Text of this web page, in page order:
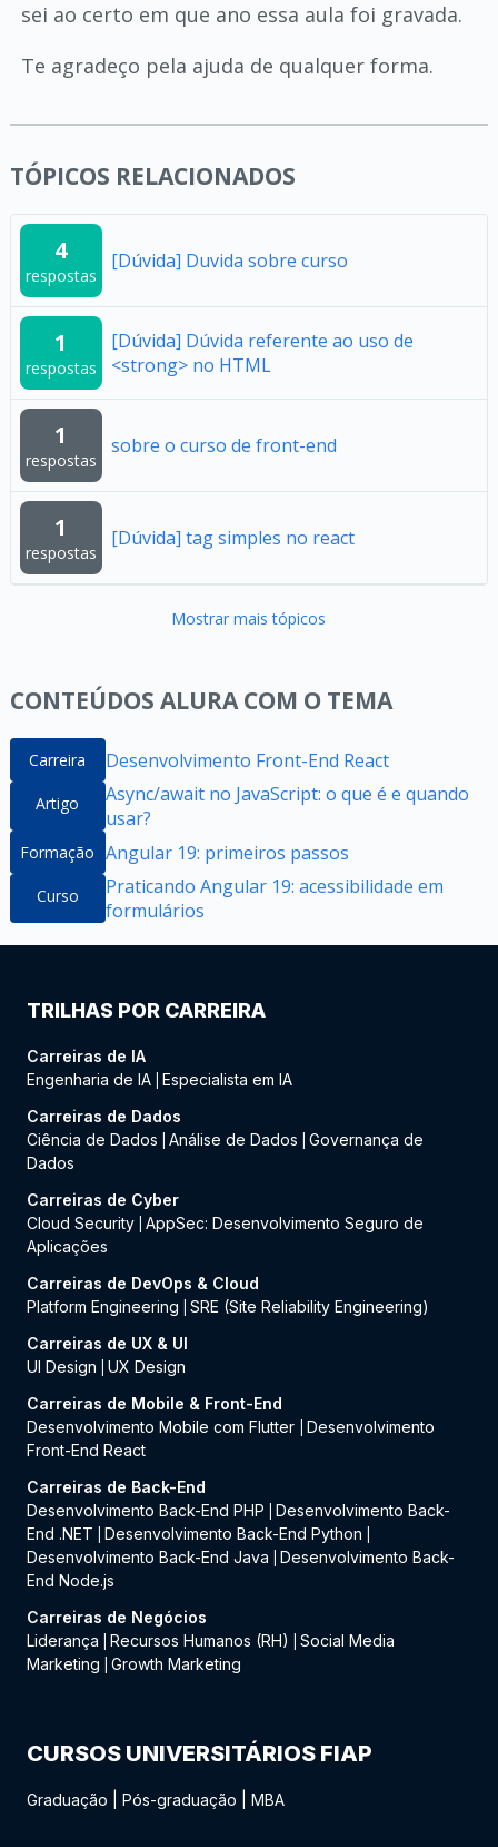
sei ao certo em que ano essa aula foi gravada.
Te agradeço pela ajuda de qualquer forma.
TÓPICOS RELACIONADOS
4
respostas
[Dúvida] Duvida sobre curso
1
respostas
[Dúvida] Dúvida referente ao uso de
<strong> no HTML
1
respostas
sobre o curso de front-end
1
respostas
[Dúvida] tag simples no react
Mostrar mais tópicos
CONTEÚDOS ALURA COM O TEMA
Carreira Desenvolvimento Front-End React
Artigo
Async/await no JavaScript: o que é e quando
usar?
Formação Angular 19: primeiros passos
Curso
Praticando Angular 19: acessibilidade em
formulários
TRILHAS POR CARREIRA
Carreiras de IA
Engenharia de IA Especialista em IA
Carreiras de Dados
Ciência de Dados
Análise de Dados
Governança de
Dados
Carreiras de Cyber
Cloud Security AppSec: Desenvolvimento Seguro de
Aplicações
Carreiras de DevOps & Cloud
Platform Engineering
SRE (Site Reliability Engineering)
Carreiras de UX & UI
UI Design
UX Design
Carreiras de Mobile & Front-End
Desenvolvimento Mobile com Flutter
Desenvolvimento
Front-End React
Carreiras de Back-End
Desenvolvimento Back-End PHP
Desenvolvimento Back-
End .NET
Desenvolvimento Back-End Python
Desenvolvimento Back-End Java
Desenvolvimento Back-
End Node.js
Carreiras de Negócios
Liderança
Recursos Humanos (RH)
Social Media
Marketing
Growth Marketing
CURSOS UNIVERSITÁRIOS FIAP
Graduação Pós-graduação MBA